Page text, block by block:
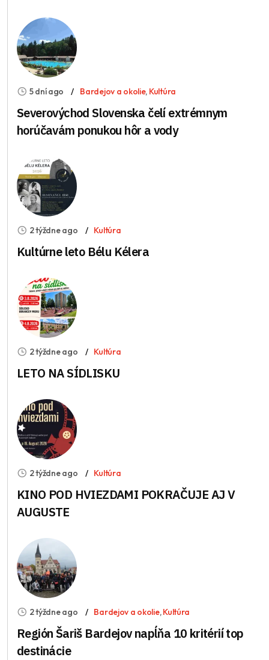
5 dní ago Bardejov a okolie, Kultúra
Severovýchod Slovenska čelí extrémnym
horúčavám ponukou hôr a vody
2 týždne ago Kultúra
Kultúrne leto Bélu Kélera
2 týždne ago Kultúra
LETO NA SÍDLISKU
2 týždne ago Kultúra
KINO POD HVIEZDAMI POKRAČUJE AJ V
AUGUSTE
2 týždne ago Bardejov a okolie,Kultúra
Región Šariš Bardejov napĺňa 10 kritérií top
destinácie